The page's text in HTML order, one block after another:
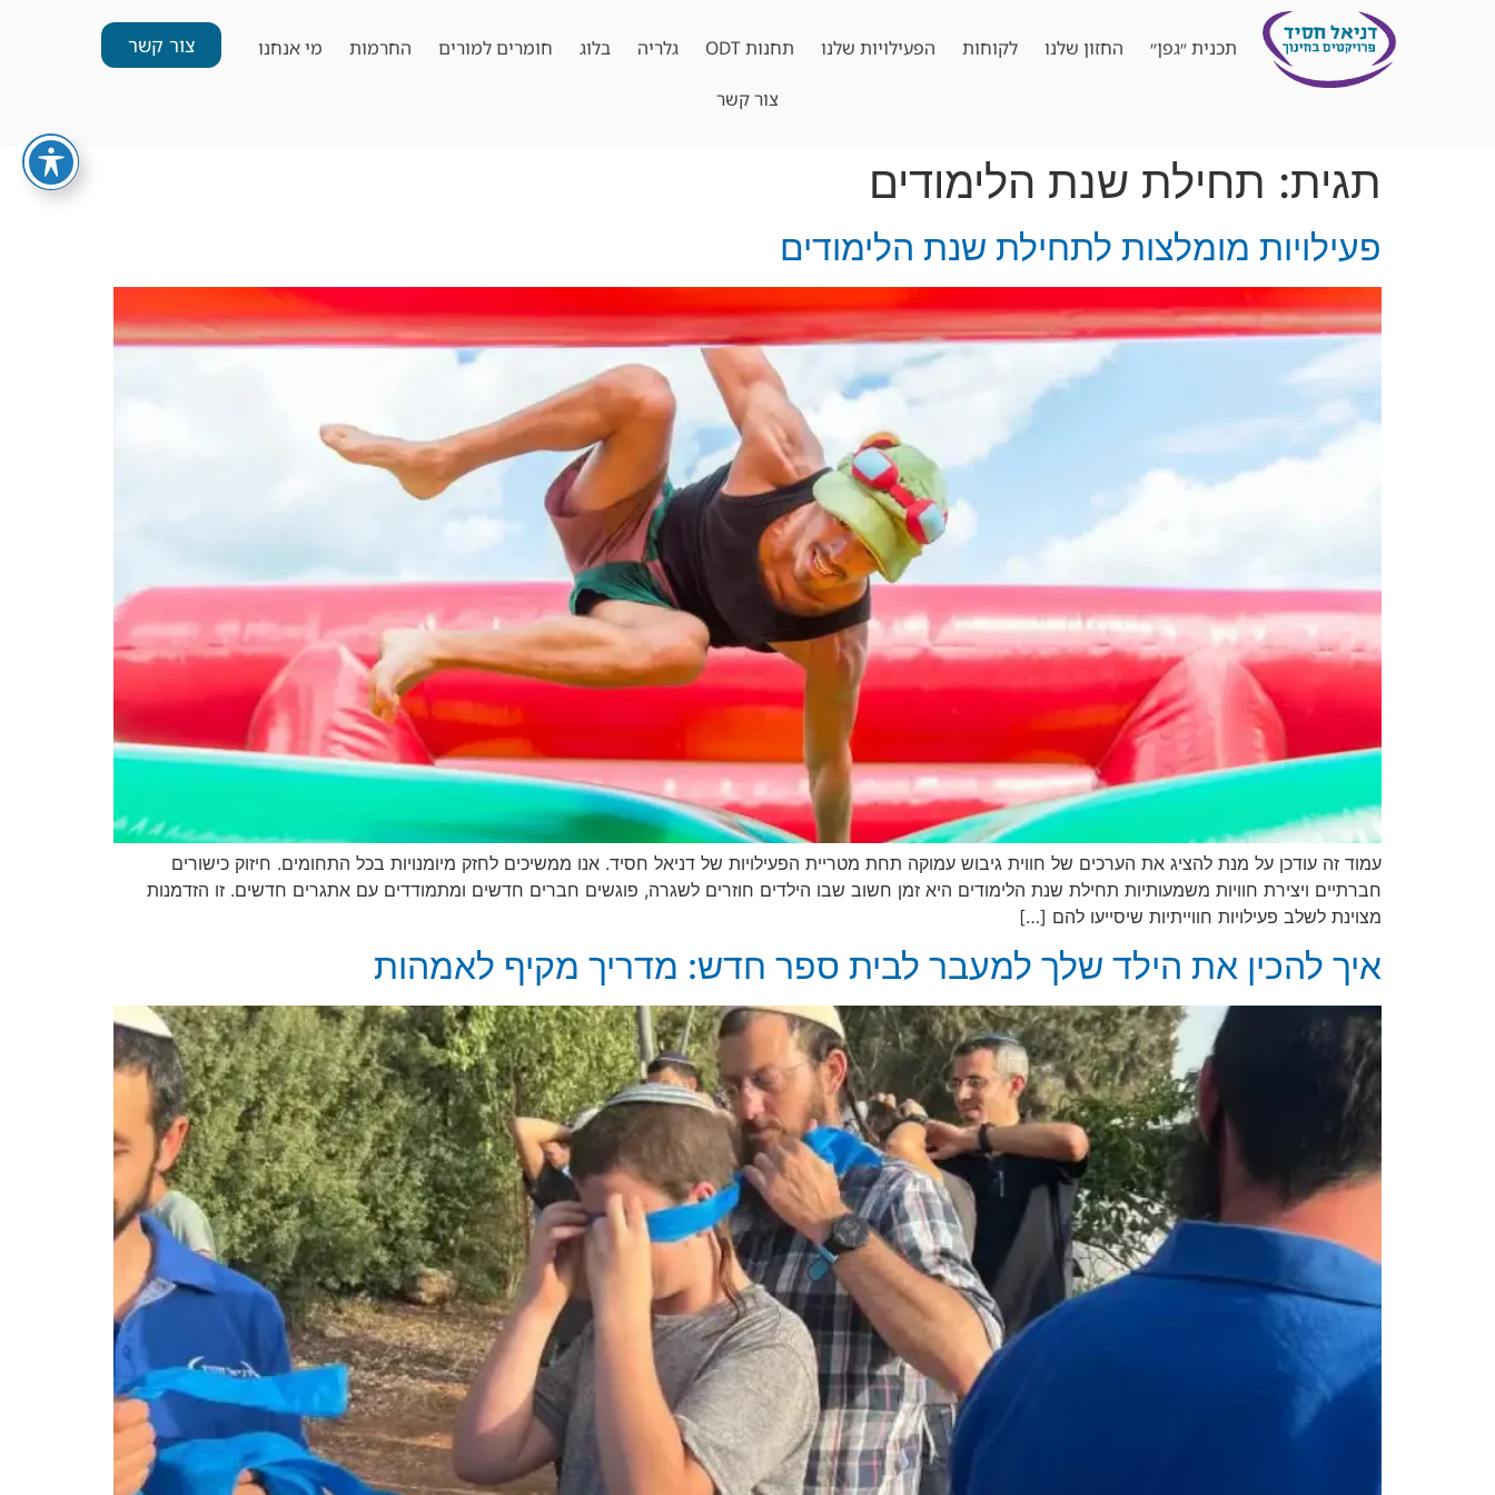
תכנית ״גפן״ החזון שלנו לקוחות הפעילויות שלנו תחנות ODT גלריה בלוג חומרים למורים החרמות מי אנחנו
צור קשר
צור קשר
תגית: תחילת שנת הלימודים
פעילויות מומלצות לתחילת שנת הלימודים
עמוד זה עודכן על מנת להציג את הערכים של חווית גיבוש עמוקה תחת מטריית הפעילויות של דניאל חסיד. אנו ממשיכים לחזק מיומנויות בכל התחומים. חיזוק כישורים
חברתיים ויצירת חוויות משמעותיות תחילת שנת הלימודים היא זמן חשוב שבו הילדים חוזרים לשגרה, פוגשים חברים חדשים ומתמודדים עם אתגרים חדשים. זו הזדמנות
מצוינת לשלב פעילויות חווייתיות שיסייעו להם […]
איך להכין את הילד שלך למעבר לבית ספר חדש: מדריך מקיף לאמהות